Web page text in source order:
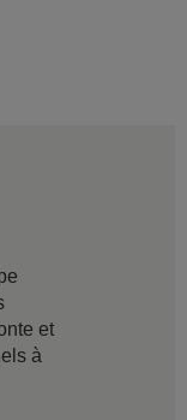
et
à